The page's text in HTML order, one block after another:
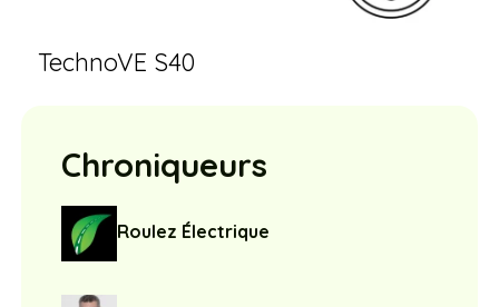
TechnoVE S40
Chroniqueurs
Roulez Électrique